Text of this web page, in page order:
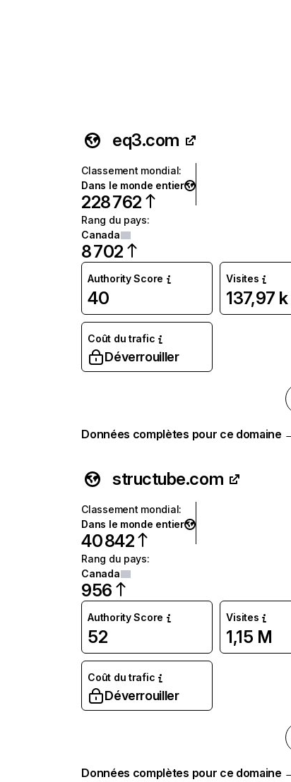
eq3.com
Classement mondial:
Dans le monde entier
228 762
Rang du pays:
Canada
8 702
Authority Score
40
Visites
137,97 k
Coût du trafic
Déverrouiller
Données complètes pour ce domaine
structube.com
Classement mondial:
Dans le monde entier
40 842
Rang du pays:
Canada
956
Authority Score
52
Visites
1,15 M
Coût du trafic
Déverrouiller
Données complètes pour ce domaine